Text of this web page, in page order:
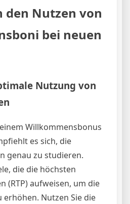
Nutzen von
bei neuen
Nutzung von
Willkommensbonus
es sich, die
genau zu studieren.
die die höchsten
(RTP) aufweisen, um die
erhöhen. Nutzen Sie die